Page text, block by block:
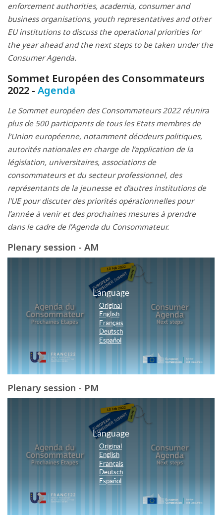
enforcement authorities, academia, consumer and
business organisations, youth representatives and other
EU institutions to discuss the operational priorities for
the year ahead and the next steps to be taken under the
Consumer Agenda.
Sommet Européen des Consommateurs
2022 - Agenda
Le Sommet européen des Consommateurs 2022 réunira
plus de 500 participants de tous les Etats membres de
l’Union européenne, notamment décideurs politiques,
autorités nationales en charge de l’application de la
législation, universitaires, associations de
consommateurs et du secteur professionnel, des
représentants de la jeunesse et d'autres institutions de
l'UE pour discuter des priorités opérationnelles pour
l’année à venir et des prochaines mesures à prendre
dans le cadre de l’Agenda du Consommateur.
Plenary session - AM
Plenary session - PM